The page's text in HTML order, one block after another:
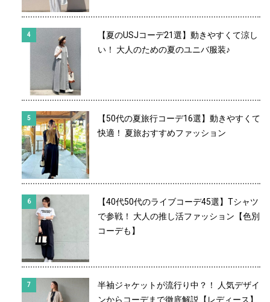
【夏のUSJコーデ21選】動きやすくて涼し
い！ 大人のための夏のユニバ服装♪
【50代の夏旅行コーデ16選】動きやすくて
快適！ 夏旅おすすめファッション
【40代50代のライブコーデ45選】Tシャツ
で参戦！ 大人の推し活ファッション【色別
コーデも】
半袖ジャケットが流行り中？！ 人気デザイ
ンからコーデまで徹底解説【レディース】